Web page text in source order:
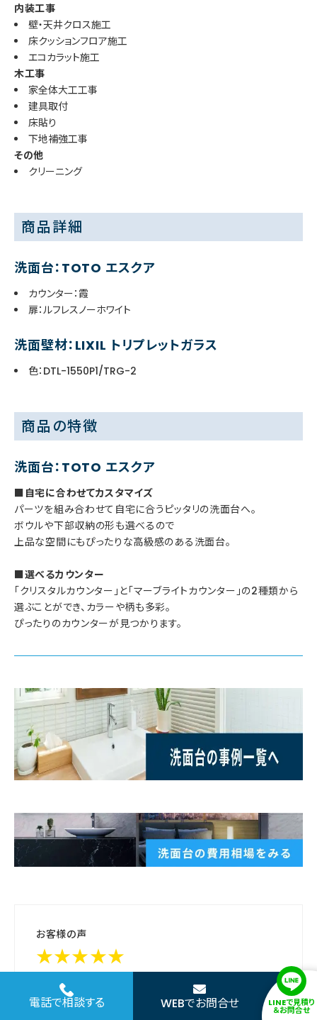
内装工事
壁・天井クロス施工
床クッションフロア施工
エコカラット施工
木工事
家全体大工工事
建具取付
床貼り
下地補強工事
その他
クリーニング
商品詳細
洗面台：TOTO エスクア
カウンター：霞
扉：ルフレスノーホワイト
洗面壁材：LIXIL トリプレットガラス
色：DTL-1550P1/TRG-2
商品の特徴
洗面台：TOTO エスクア
■自宅に合わせてカスタマイズ
パーツを組み合わせて自宅に合うピッタリの洗面台へ。
ボウルや下部収納の形も選べるので
上品な空間にもぴったりな高級感のある洗面台。
■選べるカウンター
「クリスタルカウンター」と「マーブライトカウンター」の2種類から
選ぶことができ、カラーや柄も多彩。
ぴったりのカウンターが見つかります。
お客様の声
★★★★★
洗面室の狭さや使い勝手の悪さが気になりリフォームを
お願いしました。トイレの移設や収納の見直しも含めて
電話で相談する WEBでお問合せ LINEで見積り
＆お問合せ